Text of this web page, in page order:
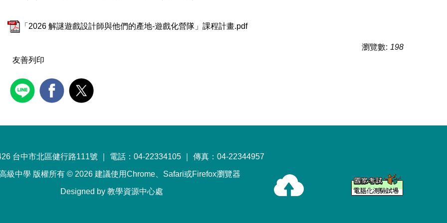
「2026 解謎遊戲設計師與他們的產地-遊戲化營隊」課程計畫.pdf
瀏覽數: 198
友善列印
台中市北區健行路111號 ｜ 電話：04-22334105 ｜ 傳真：04-22344957
級中學 版權所有 © 2026 建議使用Chrome、Safari或Firefox瀏覽器
Designed by 教學資源中心處